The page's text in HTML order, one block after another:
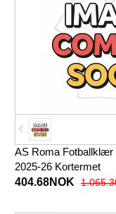
AS Roma Fotballklær
2025-26 Kortermet
404.68NOK